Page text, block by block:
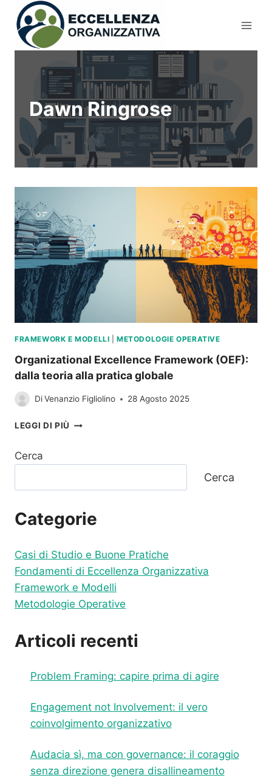
Salta
contenuto
Dawn Ringrose
FRAMEWORK E MODELLI |METODOLOGIE OPERATIVE
Organizational Excellence Framework (OEF):
dalla teoria alla pratica globale
DiVenanzio Figliolino 28 Agosto 2025
LEGGI DI PIÙ ORGANIZATIONAL
PRATICA
GLOBALE
Cerca
Cerca
Categorie
Casi di Studio e Buone Pratiche
Fondamenti di Eccellenza Organizzativa
Framework e Modelli
Metodologie Operative
Articoli recenti
Problem Framing: capire prima di agire
Engagement not Involvement: il vero
coinvolgimento organizzativo
Audacia sì, ma con governance: il coraggio
senza direzione genera disallineamento